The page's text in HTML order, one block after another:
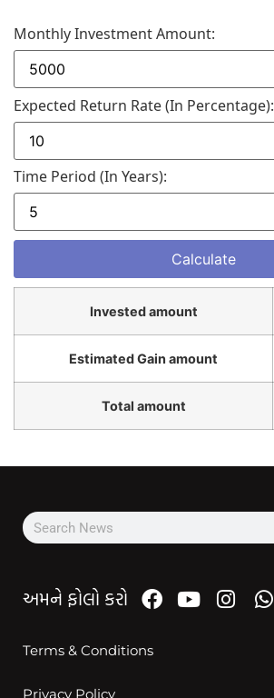
Monthly Investment Amount:
Expected Return Rate (in Percentage):
Time Period (in Years):
Invested amount
Estimated Gain amount
Total amount
અમને ફોલો કરો
Terms & Conditions
Privacy Policy